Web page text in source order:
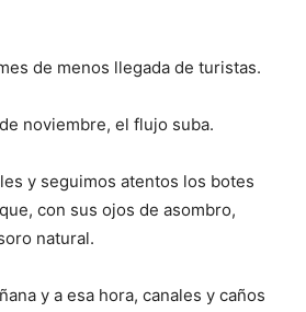
de menos llegada de turistas.
noviembre, el flujo suba.
y seguimos atentos los botes
con sus ojos de asombro,
natural.
y a esa hora, canales y caños